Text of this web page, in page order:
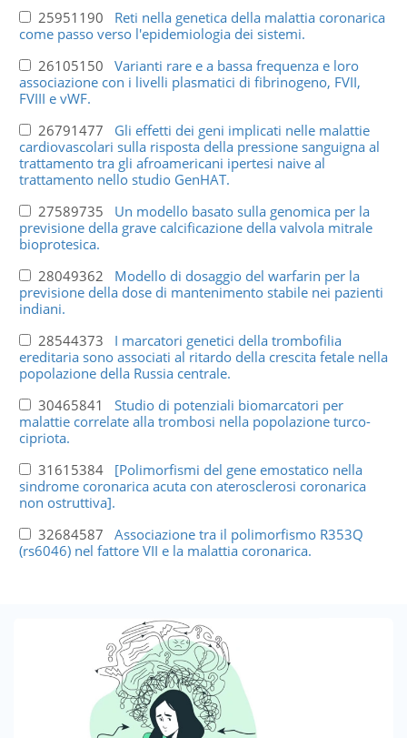
25951190 Reti nella genetica della malattia coronarica
come passo verso l'epidemiologia dei sistemi.
26105150 Varianti rare e a bassa frequenza e loro
associazione con i livelli plasmatici di fibrinogeno, FVII,
FVIII e vWF.
26791477 Gli effetti dei geni implicati nelle malattie
cardiovascolari sulla risposta della pressione sanguigna al
trattamento tra gli afroamericani ipertesi naive al
trattamento nello studio GenHAT.
27589735 Un modello basato sulla genomica per la
previsione della grave calcificazione della valvola mitrale
bioprotesica.
28049362 Modello di dosaggio del warfarin per la
previsione della dose di mantenimento stabile nei pazienti
indiani.
28544373 I marcatori genetici della trombofilia
ereditaria sono associati al ritardo della crescita fetale nella
popolazione della Russia centrale.
30465841 Studio di potenziali biomarcatori per
malattie correlate alla trombosi nella popolazione turco-
cipriota.
31615384 [Polimorfismi del gene emostatico nella
sindrome coronarica acuta con aterosclerosi coronarica
non ostruttiva].
32684587 Associazione tra il polimorfismo R353Q
(rs6046) nel fattore VII e la malattia coronarica.